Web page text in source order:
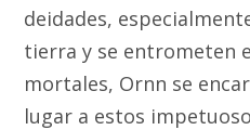
deidades,
tierra y se entrometen
mortales, Ornn se
lugar a estos